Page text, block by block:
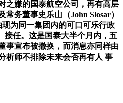
之嫌的国泰航空公司，再有高层
务董事史乐山（John Slosar）
为同一集团内的可口可乐行政
接任。这是国泰大半个月内，五
事宣布被撤换，而消息亦同样由
析师不排除未来会否再有人 事